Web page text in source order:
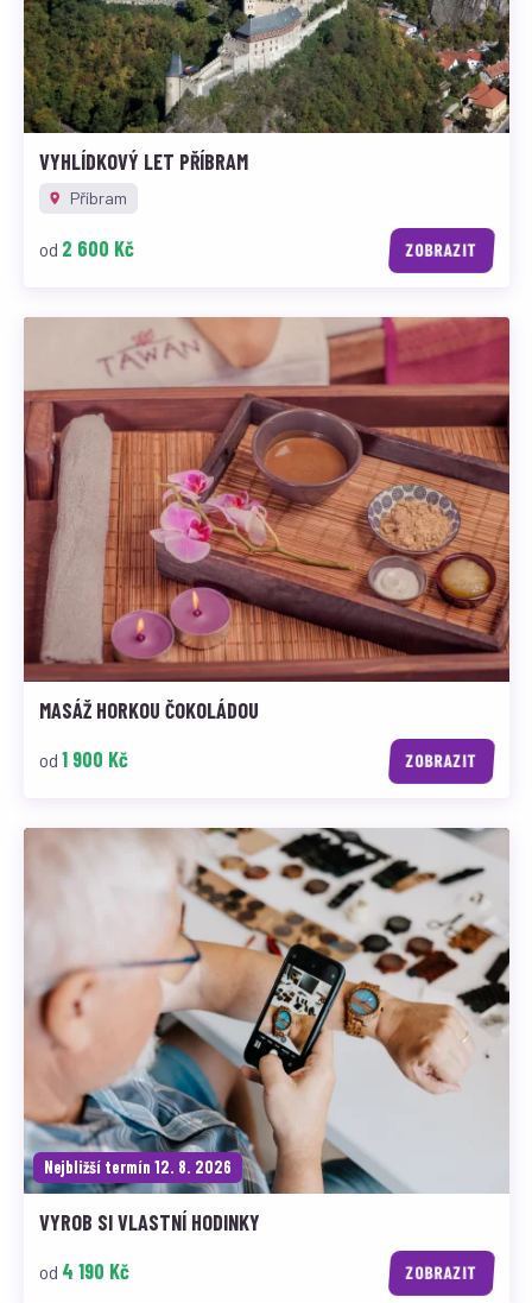
VYHLÍDKOVÝ LET PŘÍBRAM
Příbram
od 2 600 Kč ZOBRAZIT
MASÁŽ HORKOU ČOKOLÁDOU
od 1 900 Kč ZOBRAZIT
Nejbližší termín 12. 8. 2026
VYROB SI VLASTNÍ HODINKY
od 4 190 Kč ZOBRAZIT